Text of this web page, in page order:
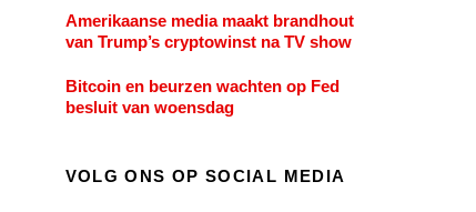
Amerikaanse media maakt brandhout
van Trump’s cryptowinst na TV show
Bitcoin en beurzen wachten op Fed
besluit van woensdag
VOLG ONS OP SOCIAL MEDIA